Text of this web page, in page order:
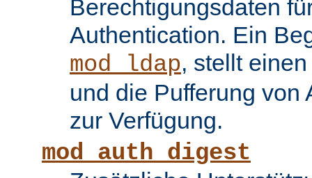
Berechtigungsdaten
Authentication. Ein
mod_ldap, stellt
und die Pufferung von
zur Verfügung.
mod_auth_digest